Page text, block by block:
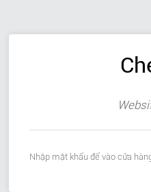
Nhập mật khẩu để vào cửa